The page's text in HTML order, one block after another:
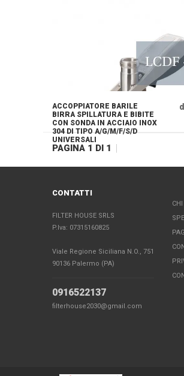
ACCOPPIATORE BARILE
BIRRA SPILLATURA E BIBITE
CON SONDA IN ACCIAIO INOX
304 DI TIPO A/G/M/F/S/D
UNIVERSALI
PAGINA 1 DI 1
CONTATTI
FILTER HOUSE SRLS
P.Iva: 07315160825
Viale Regione Siciliana N.O., 751
90136 Palermo (PA)
0916522137
filterhouse2030@gmail.com